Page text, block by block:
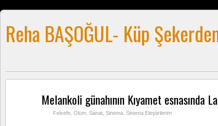
Reha BAŞOĞUL- Küp
Melankoli günahının Kıyamet esnasında
Felsefe Ölüm Sanat Sinema Sinema Eleştirilerim